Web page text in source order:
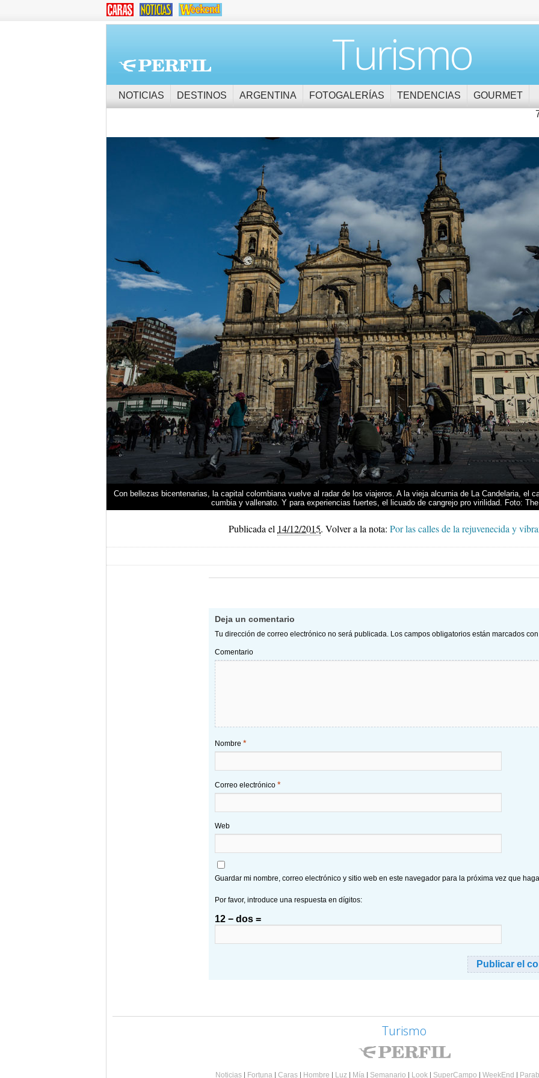
Turismo
NOTICIAS DESTINOS ARGENTINA FOTOGALERÍAS TENDENCIAS
GOURMET
Con bellezas bicentenarias, la capital colombiana vuelve al radar de los viajeros. A la vieja alcurnia de La Candelaria, el
cumbia y vallenato. Y para experiencias fuertes, el licuado de cangrejo pro virilidad. Foto:
Publicada el 14/12/2015. Volver a la nota: Por las calles de la rejuvenecida y
Deja un comentario
Tu dirección de correo electrónico no será publicada. Los campos obligatorios están marcados
Comentario
Nombre *
Correo electrónico *
Web
Guardar mi nombre, correo electrónico y sitio web en este navegador para la próxima vez que
Por favor, introduce una respuesta en dígitos:
12 − dos =
Turismo
Noticias| Fortuna| Caras| Hombre Luz| Mía| Semanario Look| SuperCampo WeekEnd